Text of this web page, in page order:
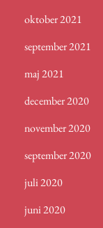
oktober 2021
september 2021
maj 2021
december 2020
november 2020
september 2020
juli 2020
juni 2020